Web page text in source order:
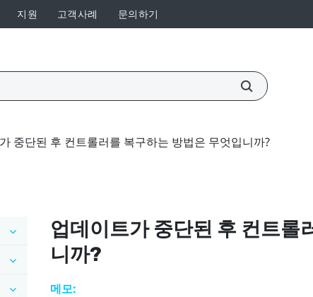
지원 고객사례 문의하기
중단된 후 컨트롤러를 복구하는 방법은 무엇입니까?
업데이트가 중단된 후 컨트롤
니까?
메모: